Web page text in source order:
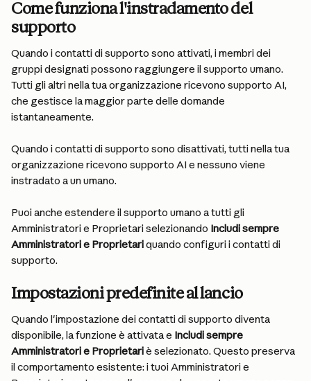
Come funziona l'instradamento del
supporto
Quando i contatti di supporto sono attivati, i membri dei
gruppi designati possono raggiungere il supporto umano.
Tutti gli altri nella tua organizzazione ricevono supporto AI,
che gestisce la maggior parte delle domande
istantaneamente.
Quando i contatti di supporto sono disattivati, tutti nella tua
organizzazione ricevono supporto AI e nessuno viene
instradato a un umano.
Puoi anche estendere il supporto umano a tutti gli
Amministratori e Proprietari selezionando Includi sempre
Amministratori e Proprietari quando configuri i contatti di
supporto.
Impostazioni predefinite al lancio
Quando l'impostazione dei contatti di supporto diventa
disponibile, la funzione è attivata e Includi sempre
Amministratori e Proprietari è selezionato. Questo preserva
il comportamento esistente: i tuoi Amministratori e